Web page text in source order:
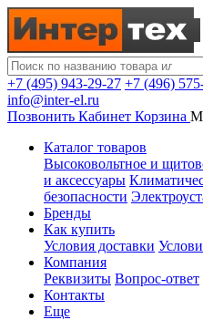
+7 (495) 943-29-27 +7 (496)
info@inter-el.ru
Позвонить Кабинет Корзина
Каталог товаров
Высоковольтное и
и аксессуары
безопасности
Бренды
Как купить
Условия доставки
Компания
Реквизиты Вопрос-ответ
Контакты
Еще